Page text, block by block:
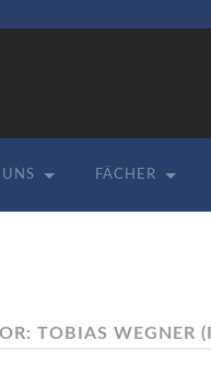
UNS FÄCHER
TOBIAS WEGNER